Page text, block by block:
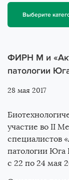
Выберите
Анонсы
Пресс-релизы
Интервью
Все новости
ФИРН М и
патологии
28 мая 2017
участие во II
специалистов
патологии Юга
с 22 по 24 мая
Сообщение
Контакты
Статьи
Вопросы и
Книги
Новости